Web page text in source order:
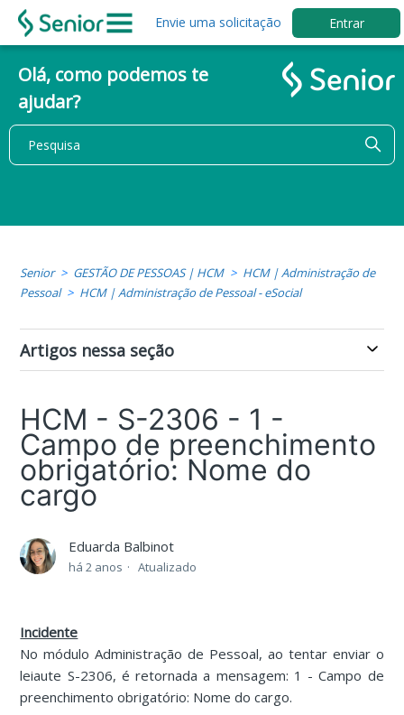
Envie uma solicitação Entrar
Olá, como podemos te
ajudar?
Senior GESTÃO DE PESSOAS | HCM
HCM | Administração de
Pessoal
HCM | Administração de Pessoal - eSocial
Artigos nessa seção
HCM - S-2306 - 1 -
Campo de preenchimento
obrigatório: Nome do
cargo
Eduarda Balbinot
há 2 anos Atualizado
Incidente
No módulo Administração de Pessoal, ao tentar enviar o
leiaute S-2306, é retornada a mensagem: 1 - Campo de
preenchimento obrigatório: Nome do cargo.